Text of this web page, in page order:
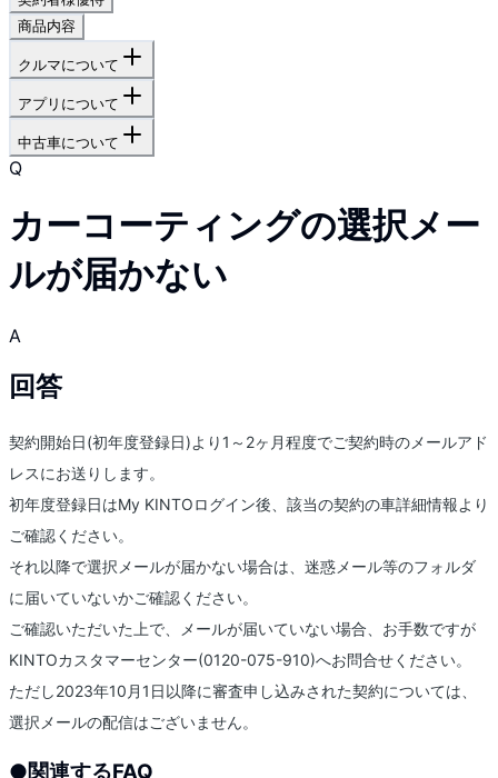
商品内容
クルマについて
アプリについて
中古車について
Q
カーコーティングの選択メー
ルが届かない
A
回答
契約開始日(初年度登録日)より1～2ヶ月程度でご契約時のメールアド
レスにお送りします。
初年度登録日はMy KINTOログイン後、該当の契約の車詳細情報より
ご確認ください。
それ以降で選択メールが届かない場合は、迷惑メール等のフォルダ
に届いていないかご確認ください。
ご確認いただいた上で、メールが届いていない場合、お手数ですが
KINTOカスタマーセンター(0120-075-910)へお問合せください。
ただし2023年10月1日以降に審査申し込みされた契約については、
選択メールの配信はございません。
●関連するFAQ